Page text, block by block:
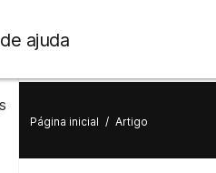
ajuda
Página inicial / Artigo